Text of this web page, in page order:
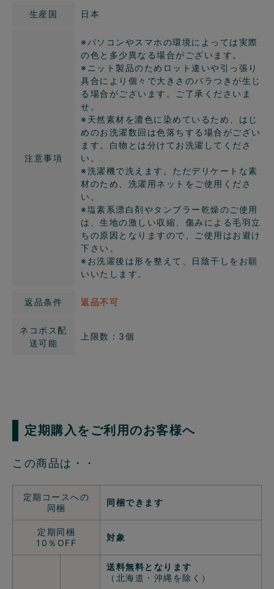
生産国 日本
注意事項
※パソコンやスマホの環境によっては実際
の色と多少異なる場合がございます。
※ニット製品のためロット違いや引っ張り
具合により個々で大きさのバラつきが生じ
る場合がございます。ご了承くださいま
せ。
※天然素材を濃色に染めているため、はじ
めのお洗濯数回は色落ちする場合がござい
ます。白物とは分けてお洗濯してくださ
い。
※洗濯機で洗えます。ただデリケートな素
材のため、洗濯用ネットをご使用くださ
い。
※塩素系漂白剤やタンブラー乾燥のご使用
は、生地の激しい収縮、傷みによる毛羽立
ちの原因となりますので、ご使用はお避け
下さい。
※お洗濯後は形を整えて、日陰干しをお願
いいたします。
返品条件 返品不可
ネコポス配
送可能
上限数：3個
定期購入をご利用のお客様へ
この商品は・・
定期コースへの
同梱
同梱できます
定期同梱
10％OFF
対象
送料無料となります
（北海道・沖縄を除く）